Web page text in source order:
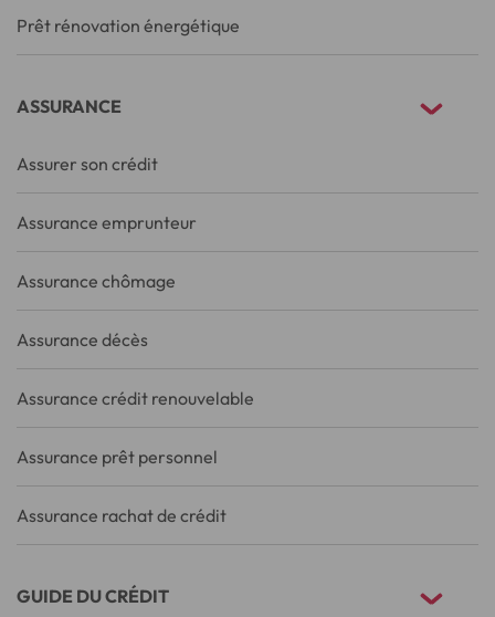
Prêt rénovation énergétique
ASSURANCE
Assurer son crédit
Assurance emprunteur
Assurance chômage
Assurance décès
Assurance crédit renouvelable
Assurance prêt personnel
Assurance rachat de crédit
GUIDE DU CRÉDIT